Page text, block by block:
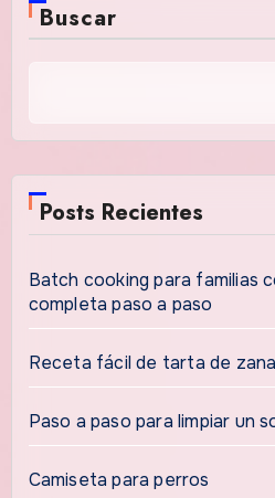
Buscar
Posts Recientes
Batch cooking para familias
completa paso a paso
Receta fácil de tarta de
Paso a paso para limpiar un
Camiseta para perros